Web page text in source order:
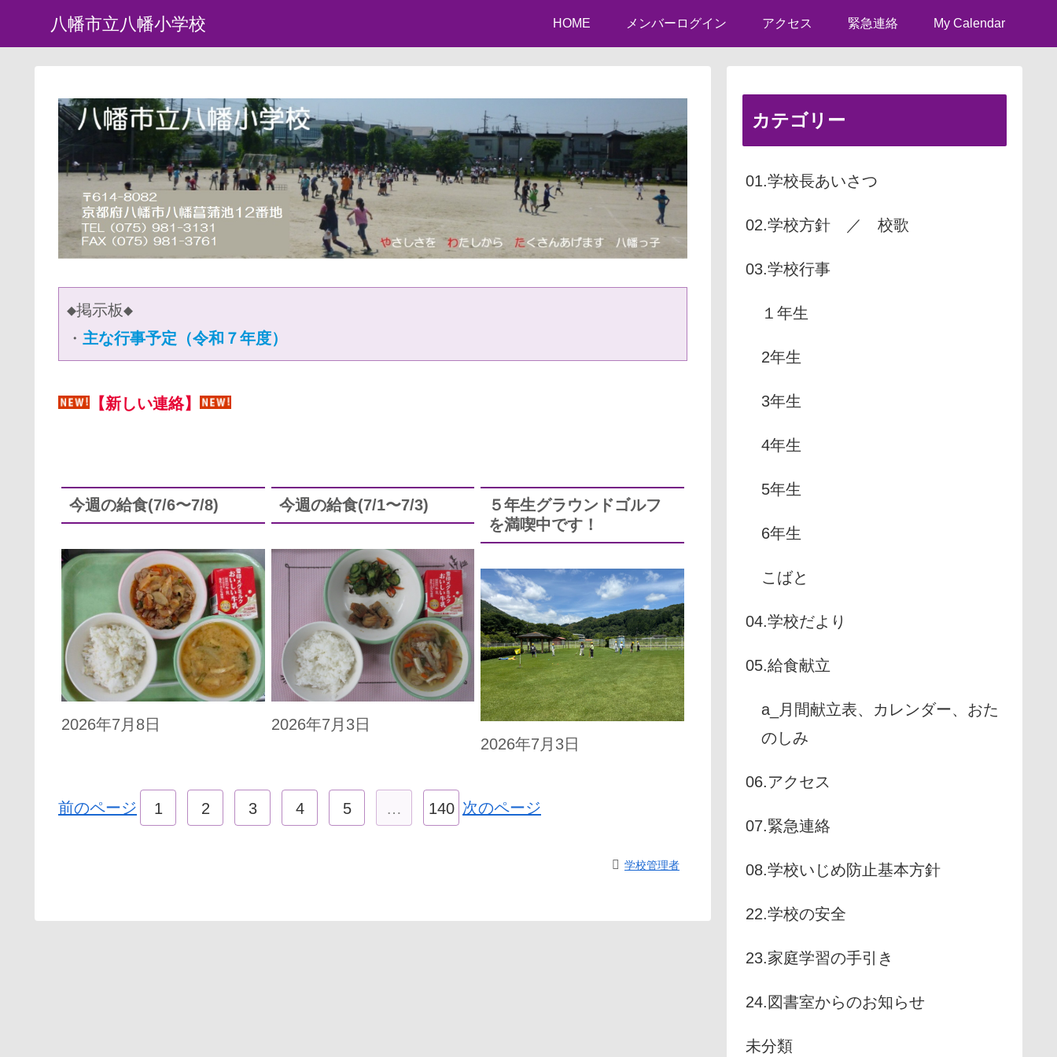
八幡市立八幡小学校 HOME メンバーログイン アクセス 緊急連絡 My Calendar
◆掲示板◆
・ 主な行事予定（令和７年度）
【新しい連絡】
今週の給食(7/6〜7/8)
2026年7月8日
今週の給食(7/1〜7/3)
2026年7月3日
５年生グラウンドゴルフ
を満喫中です！
2026年7月3日
前のページ 1 2 3 4 5 … 140 次のページ
学校管理者
カテゴリー
01.学校長あいさつ
02.学校方針 ／ 校歌
03.学校行事
１年生
2年生
3年生
4年生
5年生
6年生
こばと
04.学校だより
05.給食献立
a_月間献立表、カレンダー、おた
のしみ
06.アクセス
07.緊急連絡
08.学校いじめ防止基本方針
22.学校の安全
23.家庭学習の手引き
24.図書室からのお知らせ
未分類